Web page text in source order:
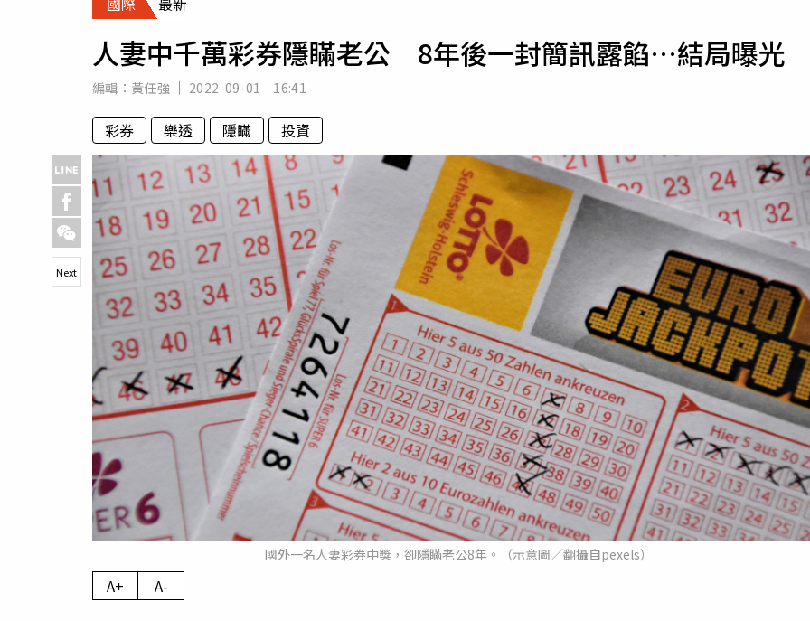
專欄
房產新勢力
運勢
人妻中千萬彩券隱瞞老公 8年後一封簡訊露餡…結局曝光
編輯： 黃任強 2022-09-01 16:41
彩券 樂透 隱瞞 投資
國外一名人妻彩券中獎，卻隱瞞老公8年。（示意圖／翻攝自pexels）
Next
A+ A-